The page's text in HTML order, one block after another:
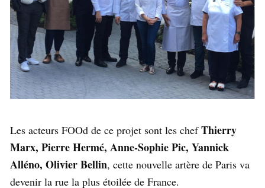
Les acteurs FOOd de ce projet sont les chefThierry
Marx, Pierre Hermé, Anne-Sophie Pic, Yannick
Alléno, Olivier Bellin, cette nouvelle artère de Paris va
devenir la rue la plus étoilée de France.